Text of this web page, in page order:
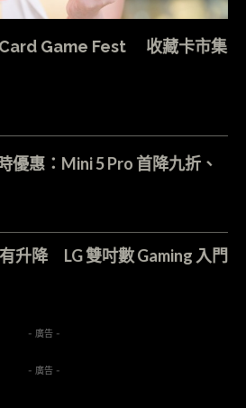
Game Fest 收藏卡市集
優惠：Mini 5 Pro 首降九折、
有升降 LG 雙吋數 Gaming 入門
- 廣告 -
- 廣告 -